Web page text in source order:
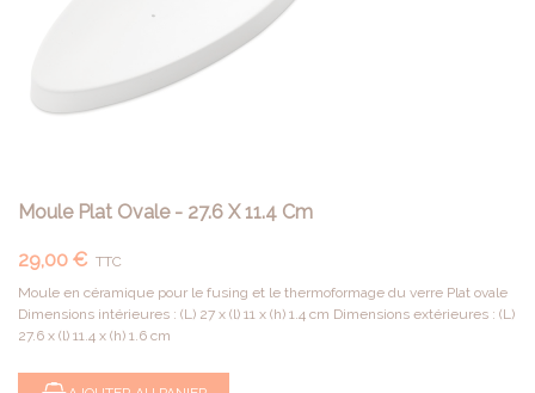
Moule Plat Ovale - 27.6 X 11.4 Cm
29,00 € TTC
Moule en céramique pour le fusing et le thermoformage du verre Plat ovale
Dimensions intérieures : (L) 27 x (l) 11 x (h) 1.4 cm Dimensions extérieures : (L)
27.6 x (l) 11.4 x (h) 1.6 cm